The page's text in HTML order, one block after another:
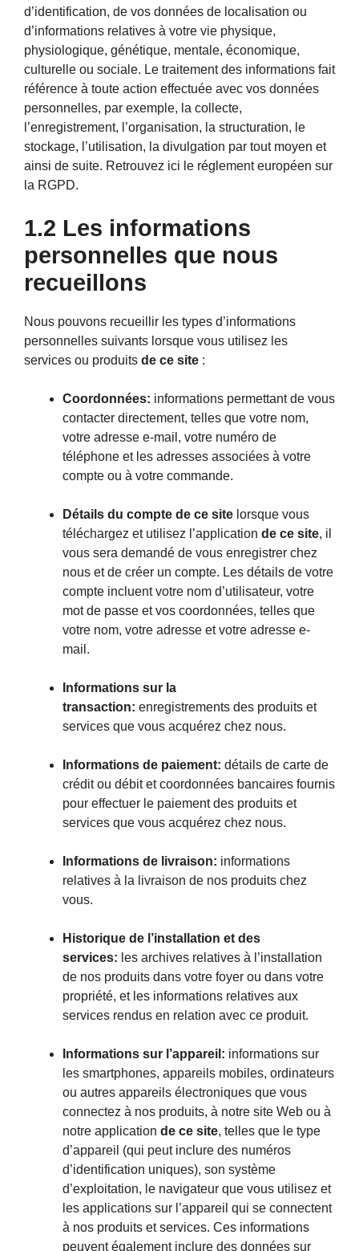
d’identification, de vos données de localisation ou
d’informations relatives à votre vie physique,
physiologique, génétique, mentale, économique,
culturelle ou sociale. Le traitement des informations fait
référence à toute action effectuée avec vos données
personnelles, par exemple, la collecte,
l’enregistrement, l’organisation, la structuration, le
stockage, l’utilisation, la divulgation par tout moyen et
ainsi de suite. Retrouvez ici le réglement européen sur
la RGPD.
1.2 Les informations
personnelles que nous
recueillons
Nous pouvons recueillir les types d’informations
personnelles suivants lorsque vous utilisez les
services ou produits de ce site :
Coordonnées: informations permettant de vous
contacter directement, telles que votre nom,
votre adresse e-mail, votre numéro de
téléphone et les adresses associées à votre
compte ou à votre commande.
Détails du compte de ce site lorsque vous
téléchargez et utilisez l’application de ce site, il
vous sera demandé de vous enregistrer chez
nous et de créer un compte. Les détails de votre
compte incluent votre nom d’utilisateur, votre
mot de passe et vos coordonnées, telles que
votre nom, votre adresse et votre adresse e-
mail.
Informations sur la
transaction: enregistrements des produits et
services que vous acquérez chez nous.
Informations de paiement: détails de carte de
crédit ou débit et coordonnées bancaires fournis
pour effectuer le paiement des produits et
services que vous acquérez chez nous.
Informations de livraison: informations
relatives à la livraison de nos produits chez
vous.
Historique de l’installation et des
services: les archives relatives à l’installation
de nos produits dans votre foyer ou dans votre
propriété, et les informations relatives aux
services rendus en relation avec ce produit.
Informations sur l’appareil: informations sur
les smartphones, appareils mobiles, ordinateurs
ou autres appareils électroniques que vous
connectez à nos produits, à notre site Web ou à
notre application de ce site, telles que le type
d’appareil (qui peut inclure des numéros
d’identification uniques), son système
d’exploitation, le navigateur que vous utilisez et
les applications sur l’appareil qui se connectent
à nos produits et services. Ces informations
peuvent également inclure des données sur